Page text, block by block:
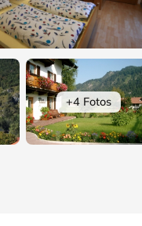
+4 Fotos